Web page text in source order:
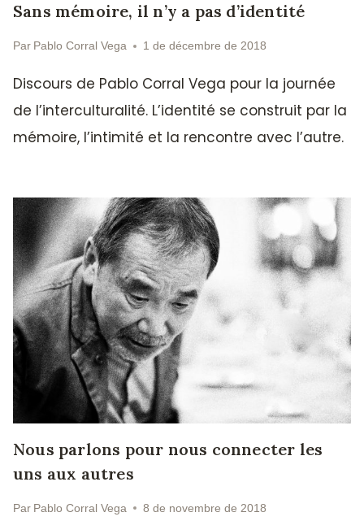
Sans mémoire, il n’y a pas d’identité
Par Pablo Corral Vega 1 de décembre de 2018
Discours de Pablo Corral Vega pour la journée
de l’interculturalité. L’identité se construit par la
mémoire, l’intimité et la rencontre avec l’autre.
Nous parlons pour nous connecter les
uns aux autres
Par Pablo Corral Vega 8 de novembre de 2018